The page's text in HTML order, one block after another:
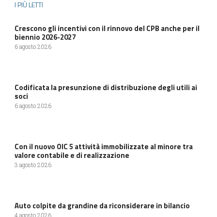
I PIÙ LETTI
Crescono gli incentivi con il rinnovo del CPB anche per il
biennio 2026-2027
6 agosto 2026
Codificata la presunzione di distribuzione degli utili ai
soci
6 agosto 2026
Con il nuovo OIC 5 attività immobilizzate al minore tra
valore contabile e di realizzazione
3 agosto 2026
Auto colpite da grandine da riconsiderare in bilancio
4 agosto 2026